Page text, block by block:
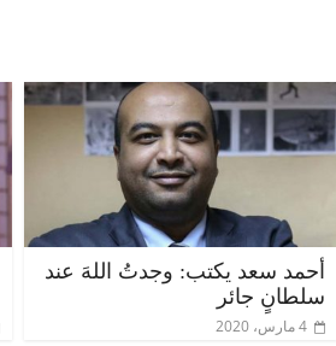
أحمد سعد يكتب: وجدتُ اللهَ عند
سلطانٍ جائر
4 مارس، 2020